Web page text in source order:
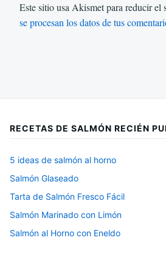
Este sitio usa Akismet para reducir el
se procesan los datos de tus
RECETAS DE SALMÓN RECIÉN
5 ideas de salmón al horno
Salmón Glaseado
Tarta de Salmón Fresco Fácil
Salmón Marinado con Limón
Salmón al Horno con Eneldo